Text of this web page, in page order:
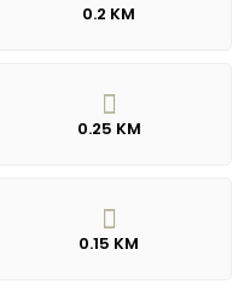
0.2 KM
0.25 KM
0.15 KM